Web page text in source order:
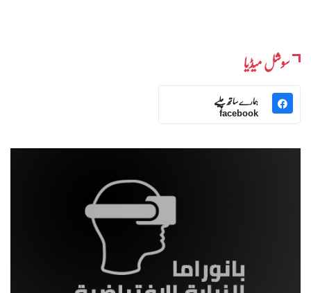
سوشل میڈیا
ہمارے ساتھ چلیے
facebook